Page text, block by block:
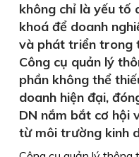
không chỉ là yếu tố
khoá để doanh
và phát triển trong
Công cụ quản lý
phần không thể
doanh hiện đại,
DN nắm bắt cơ hội
từ môi trường kinh